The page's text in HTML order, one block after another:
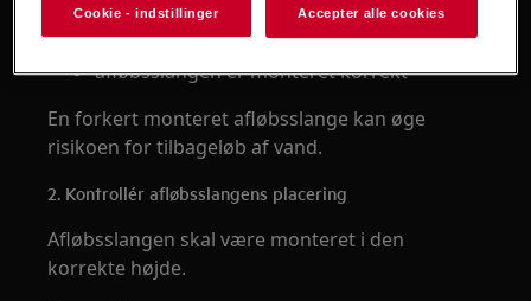
afløbsslangen ikke er knækket
afløbsslangen ikke er snoet eller klemt
afløbsslangen er monteret korrekt
En forkert monteret afløbsslange kan øge
risikoen for tilbageløb af vand.
2. Kontrollér afløbsslangens placering
Afløbsslangen skal være monteret i den
korrekte højde.
Cookie - indstillinger Accepter alle cookies